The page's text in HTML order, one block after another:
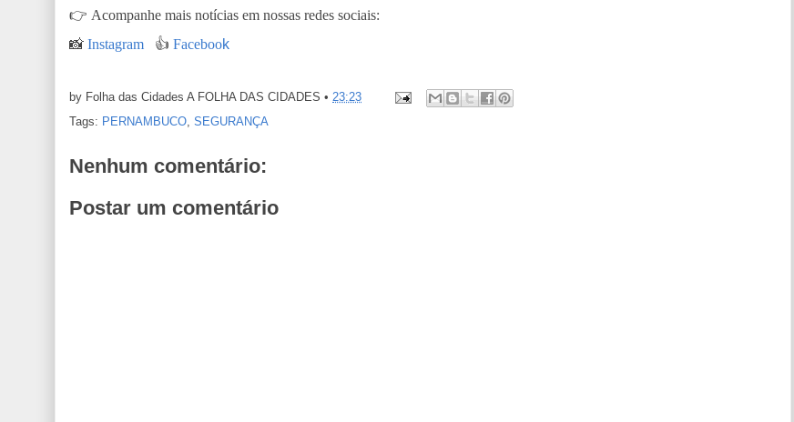
👉 Acompanhe mais notícias em nossas redes sociais:
📸 Instagram 👍 Facebook
by Folha das Cidades A FOLHA DAS CIDADES • 23:23
Tags: PERNAMBUCO, SEGURANÇA
Nenhum comentário:
Postar um comentário